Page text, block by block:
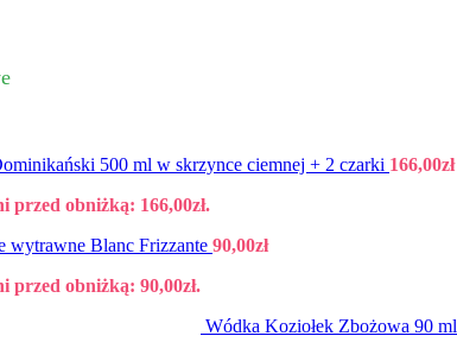
500 ml w skrzynce ciemnej + 2 czarki 166,00zł
przed obniżką: 166,00zł.
wytrawne Blanc Frizzante 90,00zł
przed obniżką: 90,00zł.
Wódka Koziołek Zbożowa 90 ml